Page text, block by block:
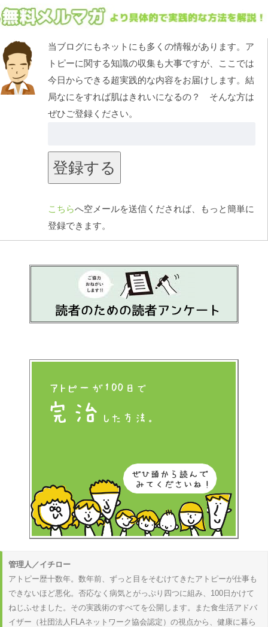
当ブログにもネットにも多くの情報があります。ア
トピーに関する知識の収集も大事ですが、ここでは
今日からできる超実践的な内容をお届けします。結
局なにをすれば肌はきれいになるの？ そんな方は
ぜひご登録ください。
こちらへ空メールを送信くだされば、もっと簡単に
登録できます。
管理人／イチロー
アトピー歴十数年。数年前、ずっと目をそむけてきたアトピーが仕事も
できないほど悪化。否応なく病気とがっぷり四つに組み、100日かけて
ねじふせました。その実践術のすべてを公開します。また食生活アドバ
イザー（社団法人FLAネットワーク協会認定）の視点から、健康に暮ら